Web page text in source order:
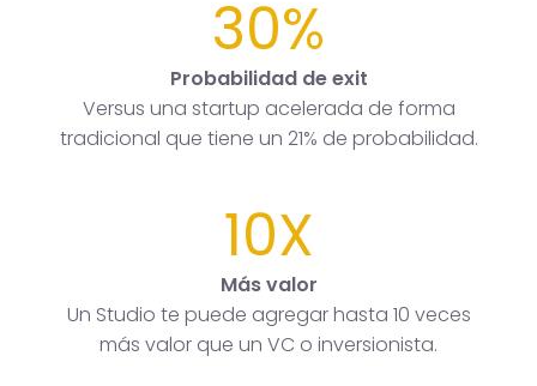
30%
Probabilidad de exit
Versus una startup acelerada de forma
tradicional que tiene un 21% de probabilidad.
10X
Más valor
Un Studio te puede agregar hasta 10 veces
más valor que un VC o inversionista.